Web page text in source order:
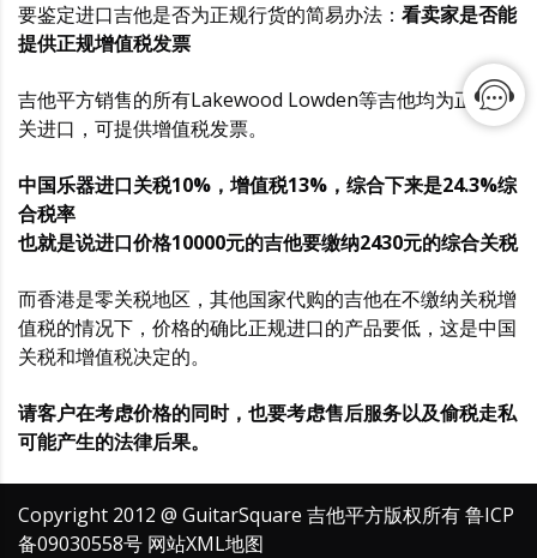
要鉴定进口吉他是否为正规行货的简易办法： 看卖家是否能
提供正规增值税发票
吉他平方销售的所有Lakewood Lowden等吉他均为正式报
关进口，可提供增值税发票。
中国乐器进口关税10%，增值税13%，综合下来是24.3%综
合税率
也就是说进口价格10000元的吉他要缴纳2430元的综合关税
而香港是零关税地区，其他国家代购的吉他在不缴纳关税增
值税的情况下，价格的确比正规进口的产品要低，这是中国
关税和增值税决定的。
请客户在考虑价格的同时，也要考虑售后服务以及偷税走私
可能产生的法律后果。
Copyright 2012 @ GuitarSquare 吉他平方版权所有鲁ICP
备09030558号 网站XML地图